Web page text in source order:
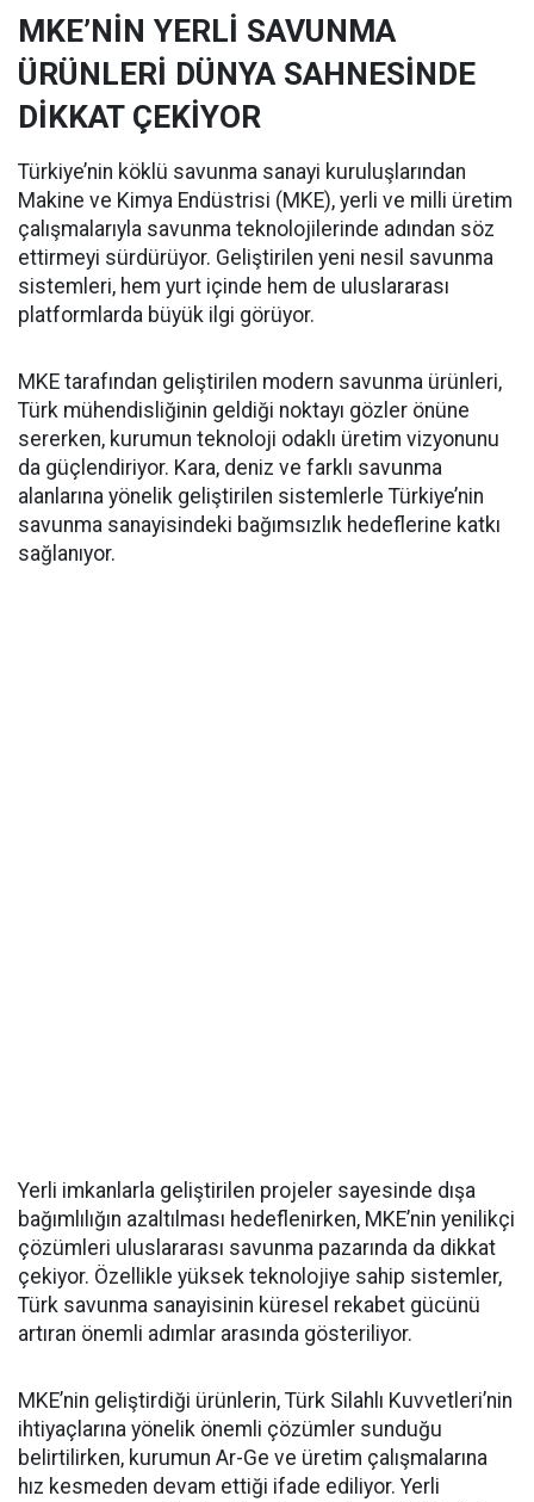
MKE’NİN YERLİ SAVUNMA
ÜRÜNLERİ DÜNYA SAHNESİNDE
DİKKAT ÇEKİYOR
Türkiye’nin köklü savunma sanayi kuruluşlarından
Makine ve Kimya Endüstrisi (MKE), yerli ve milli üretim
çalışmalarıyla savunma teknolojilerinde adından söz
ettirmeyi sürdürüyor. Geliştirilen yeni nesil savunma
sistemleri, hem yurt içinde hem de uluslararası
platformlarda büyük ilgi görüyor.
MKE tarafından geliştirilen modern savunma ürünleri,
Türk mühendisliğinin geldiği noktayı gözler önüne
sererken, kurumun teknoloji odaklı üretim vizyonunu
da güçlendiriyor. Kara, deniz ve farklı savunma
alanlarına yönelik geliştirilen sistemlerle Türkiye’nin
savunma sanayisindeki bağımsızlık hedeflerine katkı
sağlanıyor.
Yerli imkanlarla geliştirilen projeler sayesinde dışa
bağımlılığın azaltılması hedeflenirken, MKE’nin yenilikçi
çözümleri uluslararası savunma pazarında da dikkat
çekiyor. Özellikle yüksek teknolojiye sahip sistemler,
Türk savunma sanayisinin küresel rekabet gücünü
artıran önemli adımlar arasında gösteriliyor.
MKE’nin geliştirdiği ürünlerin, Türk Silahlı Kuvvetleri’nin
ihtiyaçlarına yönelik önemli çözümler sunduğu
belirtilirken, kurumun Ar-Ge ve üretim çalışmalarına
hız kesmeden devam ettiği ifade ediliyor. Yerli